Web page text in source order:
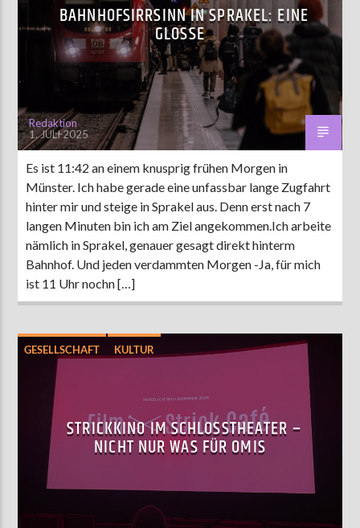
BAHNHOFSIRRSINN IN SPRAKEL: EINE
GLOSSE
Redaktion
1. JULI 2025
Es ist 11:42 an einem knusprig frühen Morgen in
Münster. Ich habe gerade eine unfassbar lange Zugfahrt
hinter mir und steige in Sprakel aus. Denn erst nach 7
langen Minuten bin ich am Ziel angekommen.Ich arbeite
nämlich in Sprakel, genauer gesagt direkt hinterm
Bahnhof. Und jeden verdammten Morgen -Ja, für mich
ist 11 Uhr nochn […]
GESELLSCHAFT KULTUR
LEBEN UND FREIZEIT
UNTERHALTUNG
STRICKKINO IM SCHLOSSTHEATER –
NICHT NUR WAS FÜR OMIS